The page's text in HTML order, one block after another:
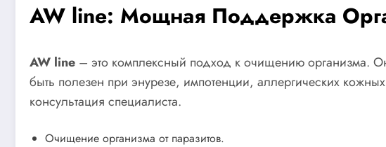
AW line: Мощная Поддержка
AW line – это комплексный подход к очищению организма.
быть полезен при энурезе, импотенции, аллергических
консультация специалиста.
Очищение организма от паразитов.